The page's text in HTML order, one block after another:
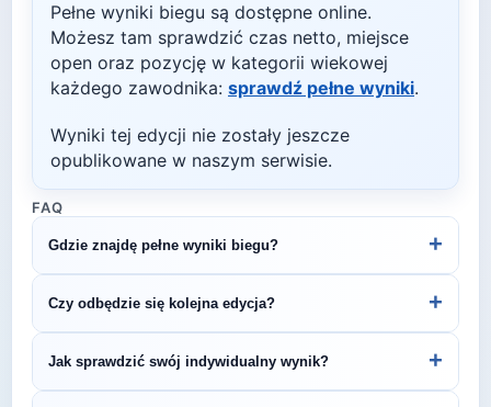
Pełne wyniki biegu są dostępne online.
Możesz tam sprawdzić czas netto, miejsce
open oraz pozycję w kategorii wiekowej
każdego zawodnika: sprawdź pełne wyniki.
Wyniki tej edycji nie zostały jeszcze
opublikowane w naszym serwisie.
FAQ
Gdzie znajdę pełne wyniki biegu? +
stronie internetowej lub na platformach takich jak
LiveTracking, RunnerSpace czy MarathonSport.
Czy odbędzie się kolejna edycja? +
Śledź stronę organizatora lub ZawodyBiegowe.pl,
by być na bieżąco z datą kolejnej edycji VIII
Jak sprawdzić swój indywidualny wynik? +